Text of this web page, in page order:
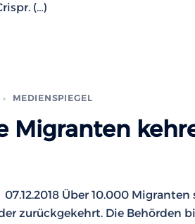
(…)
MEDIENSPIEGEL
Migranten
Über 10.000
zurückgekehrt. Die Behörden